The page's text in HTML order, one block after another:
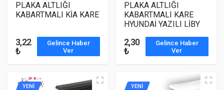
PLAKA ALTLIĞI
KABARTMALI KİA KARE
3,22
₺
Gelince Haber
Ver
PLAKA ALTLIĞI
KABARTMALI KARE
HYUNDAİ YAZILI LİBY
2,30
₺
Gelince Haber
Ver
YENİ YENİ